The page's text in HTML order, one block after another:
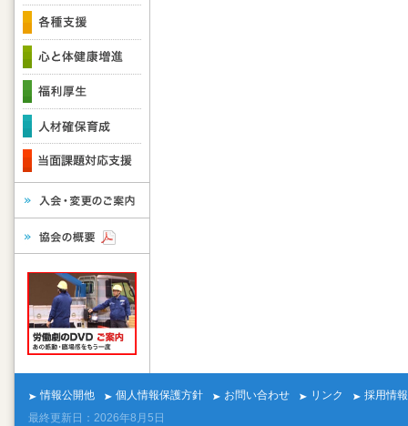
情報公開他 個人情報保護方針 お問い合わせ リンク
採用情報
最終更新日：2026年8月5日